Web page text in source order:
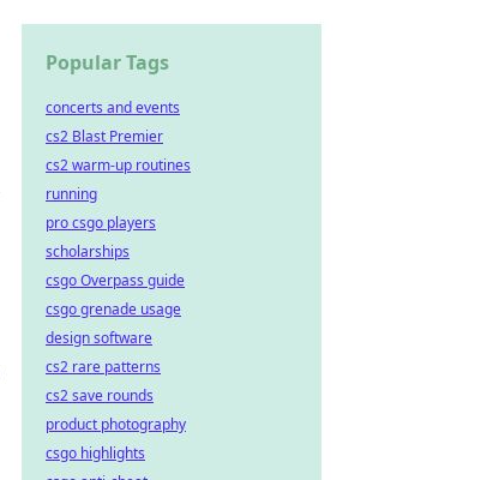
Popular Tags
concerts and events
cs2 Blast Premier
cs2 warm-up routines
running
pro csgo players
scholarships
csgo Overpass guide
csgo grenade usage
design software
cs2 rare patterns
cs2 save rounds
product photography
csgo highlights